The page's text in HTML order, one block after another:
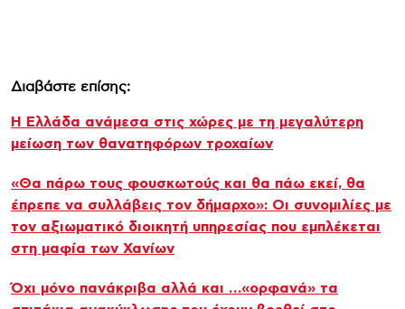
Διαβάστε επίσης:
Η Ελλάδα ανάμεσα στις χώρες με τη μεγαλύτερη
μείωση των θανατηφόρων τροχαίων
«Θα πάρω τους φουσκωτούς και θα πάω εκεί, θα
έπρεπε να συλλάβεις τον δήμαρχο»: Οι συνομιλίες με
τον αξιωματικό διοικητή υπηρεσίας που εμπλέκεται
στη μαφία των Χανίων
Όχι μόνο πανάκριβα αλλά και …«ορφανά» τα